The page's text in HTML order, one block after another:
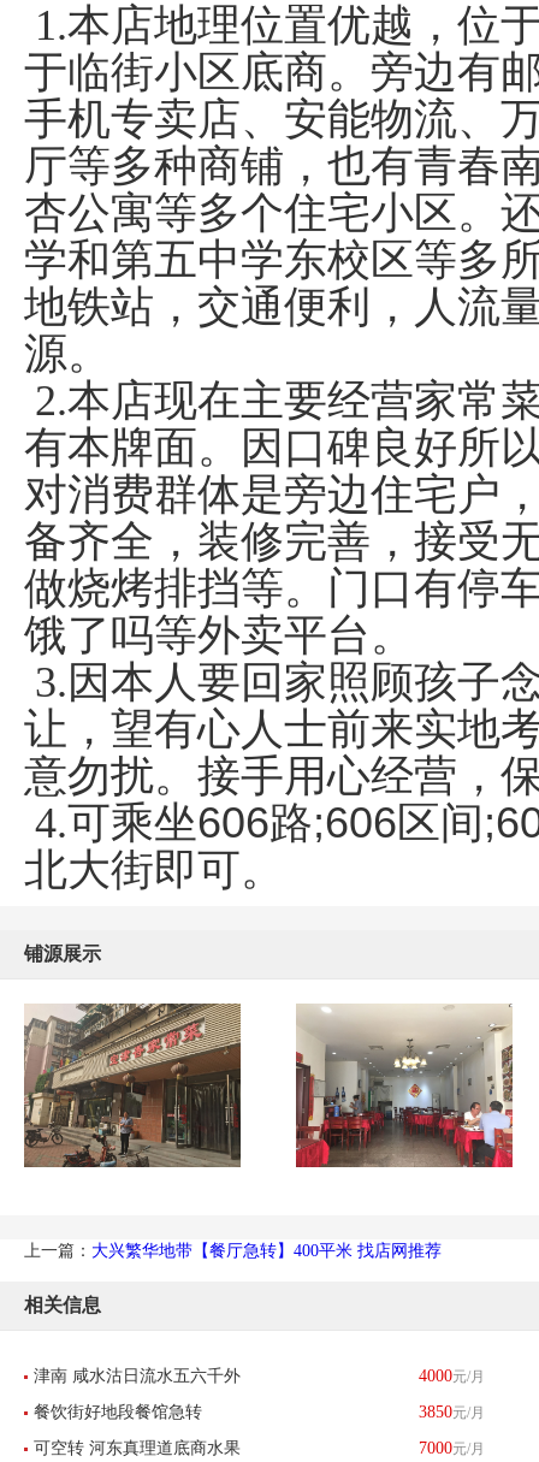
1.本店地理位置优越，位
于临街小区底商。旁边有
手机专卖店、安能物流、
厅等多种商铺，也有青春
杏公寓等多个住宅小区。
学和第五中学东校区等多
地铁站，交通便利，人流
源。
2.本店现在主要经营家常
有本牌面。因口碑良好所
对消费群体是旁边住宅户
备齐全，装修完善，接受
做烧烤排挡等。门口有停
饿了吗等外卖平台。
3.因本人要回家照顾孩子
让，望有心人士前来实地
意勿扰。接手用心经营，
4.可乘坐606路;606区间
北大街即可。
铺源展示
上一篇： 大兴繁华地带【餐厅急转】400平米 找店网推荐
相关信息
津南 咸水沽日流水五六千外
卖餐馆带生意转让 酒楼餐饮
4000元/月
餐饮街好地段餐馆急转 3850元/月
可空转 河东真理道底商水果 7000元/月